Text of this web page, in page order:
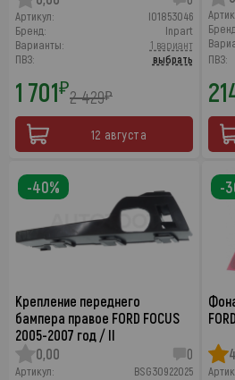
Артикул:
I01853046
Бренд:
Inpart
Варианты:
1 вариант
ПВЗ:
выбрать
1 701₽2 429₽
12 августа
ПВЗ:
Крепление переднего
бампера правое FORD FOCUS
2005-2007 год / II
0,00
0
Артикул:
BSG30922025
-40% -